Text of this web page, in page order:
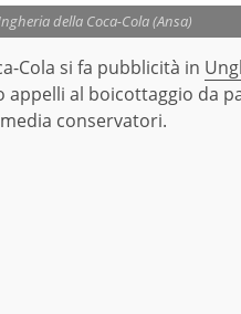
della Coca-Cola (Ansa)
Cola si fa pubblicità in
appelli al boicottaggio da
conservatori.